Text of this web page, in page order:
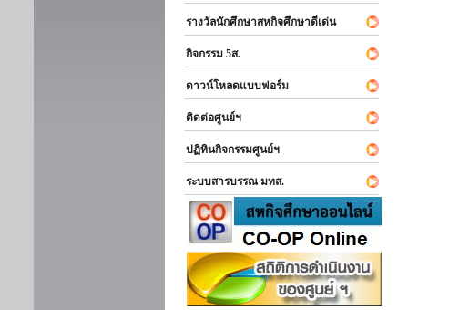
รางวัลนักศึกษาสหกิจศึกษาดีเด่น
กิจกรรม 5ส.
ดาวน์โหลดแบบฟอร์ม
ติดต่อศูนย์ฯ
ปฏิทินกิจกรรมศูนย์ฯ
ระบบสารบรรณ มทส.